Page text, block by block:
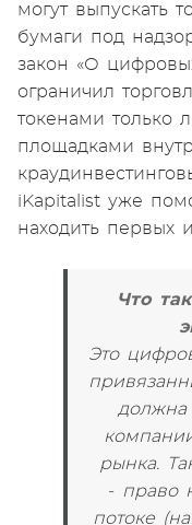
могут выпускать
бумаги под
закон «О
ограничил
токенами только
площадками
iKapitalist уже
находить первых
Что
Это
должна
рынка.
- право
потоке